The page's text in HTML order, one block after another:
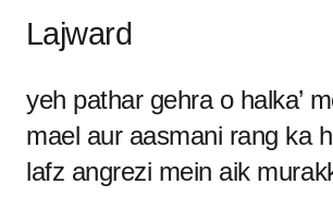
Lajward
yeh pathar gehra o halka’
mael aur aasmani rang ka
lafz angrezi mein aik